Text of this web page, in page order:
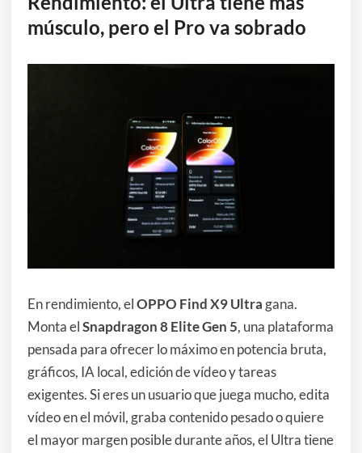
músculo, pero el Pro va sobrado
En rendimiento, elOPPO Find X9 Ultra gana.
Monta elSnapdragon 8 Elite Gen 5, una plataforma
pensada para ofrecer lo máximo en potencia bruta,
gráficos, IA local, edición de vídeo y tareas
exigentes. Si eres un usuario que juega mucho, edita
vídeo en el móvil, graba contenido pesado o quiere
el mayor margen posible durante años, el Ultra tiene